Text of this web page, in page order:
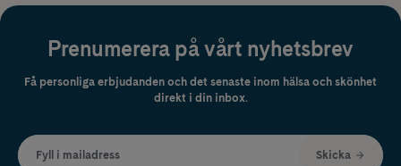
Prenumerera på vårt nyhetsbrev
Få personliga erbjudanden och det senaste inom hälsa och skönhet
direkt i din inbox.
Fyll i mailadress Skicka